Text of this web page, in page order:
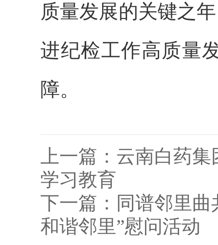
质量发展的关键之
进纪检工作高质量
障。
上一篇： 云南白药
学习教育
下一篇： 同谱邻里
和谐邻里”慰问活动